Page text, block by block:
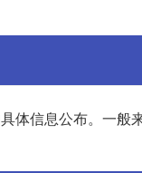
体信息公布。一般